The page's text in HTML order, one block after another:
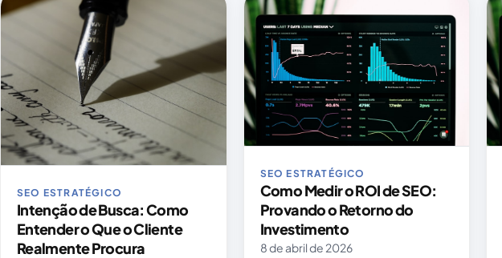
SEO ESTRATÉGICO
Intenção de Busca: Como
Entender o Que o Cliente
Realmente Procura
SEO ESTRATÉGICO
Como Medir o ROI de SEO:
Provando o Retorno do
Investimento
8 de abril de 2026